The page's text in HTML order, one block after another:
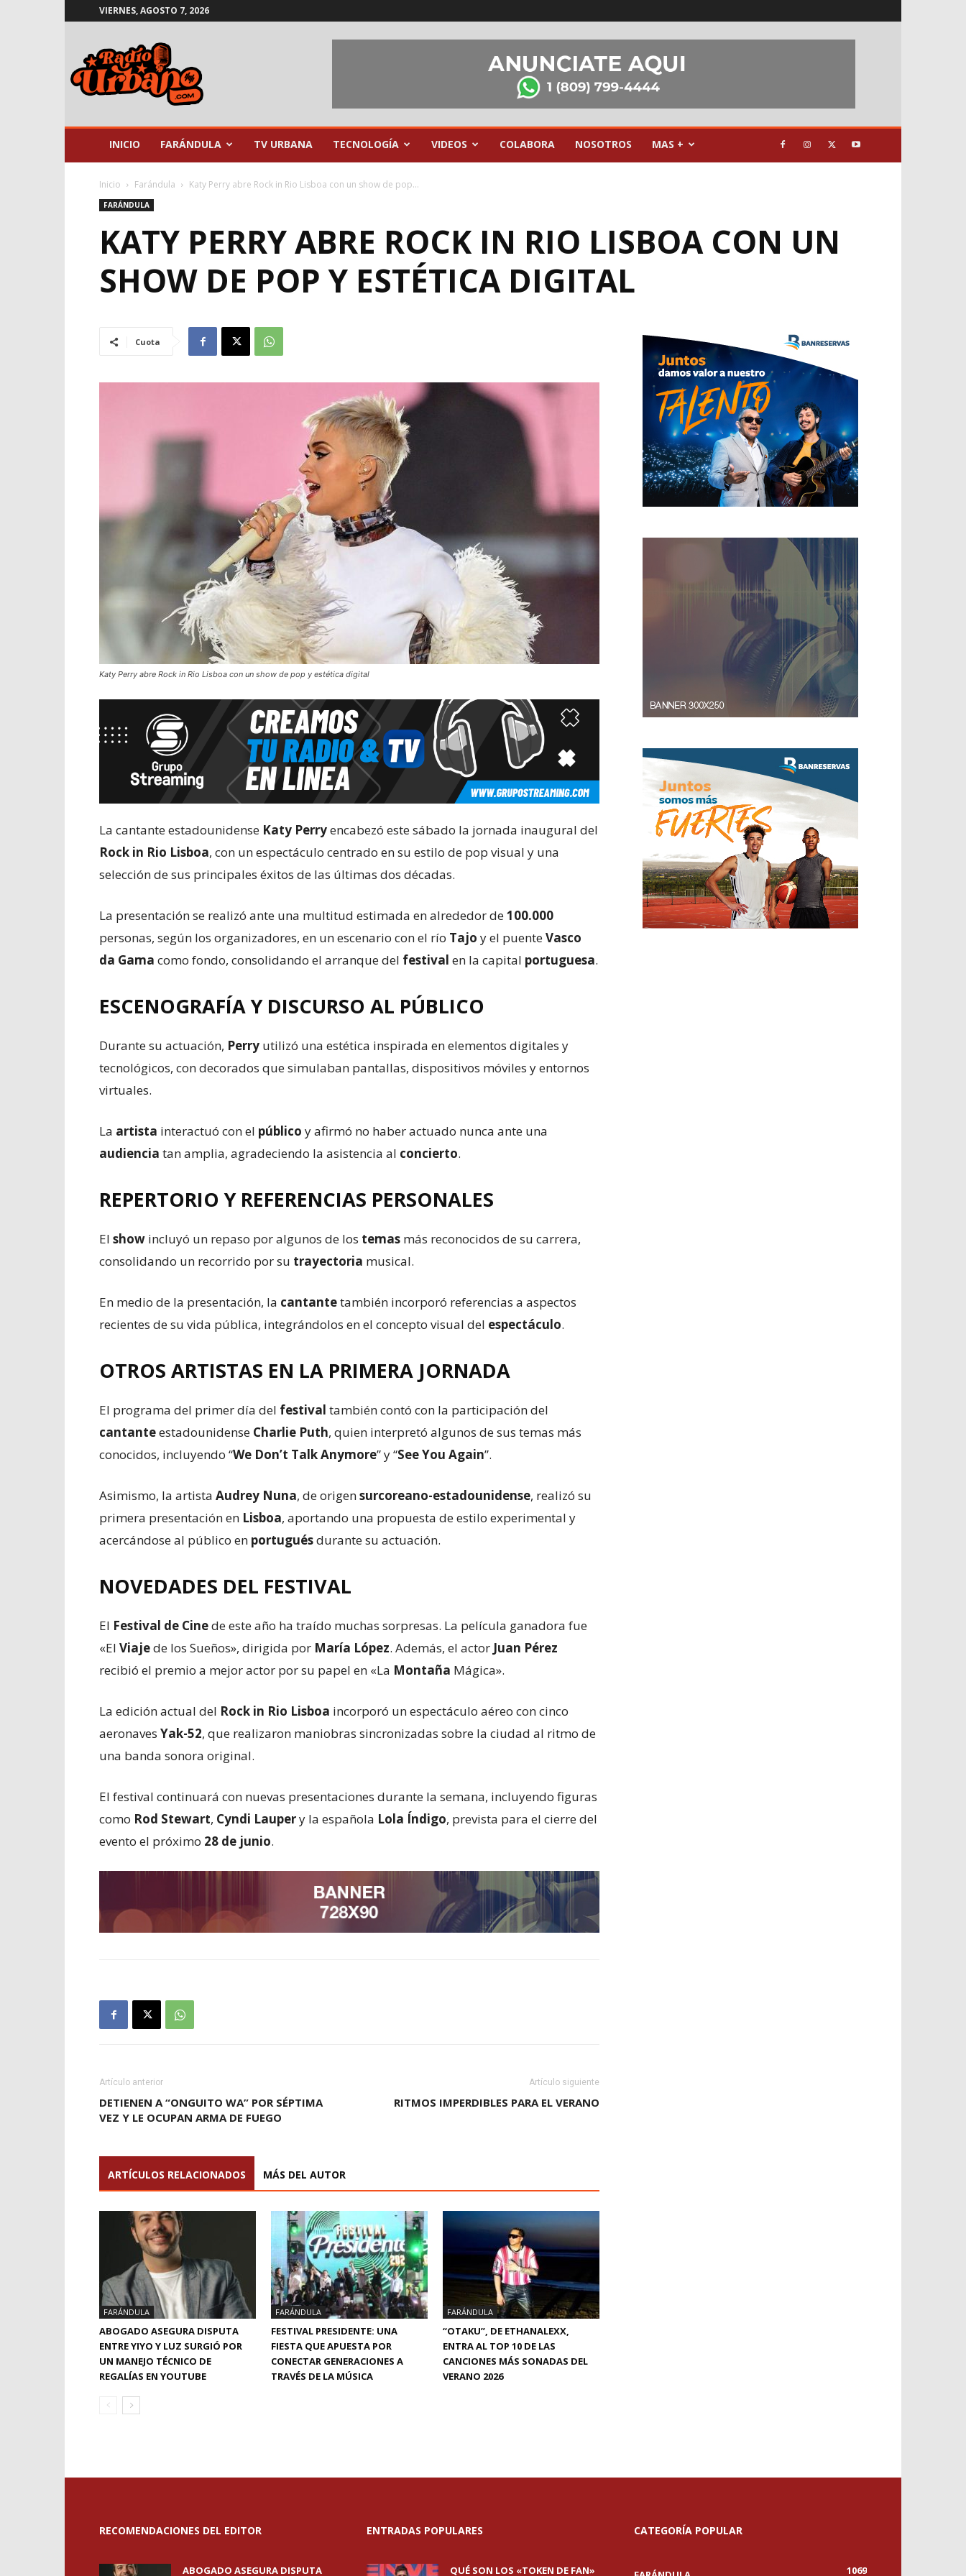
VIERNES, AGOSTO 7, 2026
INICIO FARÁNDULA TV URBANA TECNOLOGÍA VIDEOS COLABORA NOSOTROS MAS +
Inicio Farándula Katy Perry abre Rock in Rio Lisboa con un show de pop...
FARÁNDULA
KATY PERRY ABRE ROCK IN RIO LISBOA CON UN
SHOW DE POP Y ESTÉTICA DIGITAL
Cuota
Katy Perry abre Rock in Rio Lisboa con un show de pop y estética digital
La cantante estadounidense Katy Perryencabezó este sábado la jornada inaugural del
Rock in Rio Lisboa, con un espectáculo centrado en su estilo de pop visual y una
selección de sus principales éxitos de las últimas dos décadas.
La presentación se realizó ante una multitud estimada en alrededor de100.000
personas, según los organizadores, en un escenario con el río Tajo y el puenteVasco
da Gama como fondo, consolidando el arranque del festival en la capital portuguesa.
ESCENOGRAFÍA Y DISCURSO AL PÚBLICO
Durante su actuación, Perry utilizó una estética inspirada en elementos digitales y
tecnológicos, con decorados que simulaban pantallas, dispositivos móviles y entornos
virtuales.
La artista interactuó con el público y afirmó no haber actuado nunca ante una
audiencia tan amplia, agradeciendo la asistencia al concierto.
REPERTORIO Y REFERENCIAS PERSONALES
El show incluyó un repaso por algunos de los temas más reconocidos de su carrera,
consolidando un recorrido por su trayectoria musical.
En medio de la presentación, la cantantetambién incorporó referencias a aspectos
recientes de su vida pública, integrándolos en el concepto visual del espectáculo.
OTROS ARTISTAS EN LA PRIMERA JORNADA
El programa del primer día del festival también contó con la participación del
cantanteestadounidense Charlie Puth, quien interpretó algunos de sus temas más
conocidos, incluyendo “We Don’t Talk Anymore” y “See You Again”.
Asimismo, la artista Audrey Nuna, de origensurcoreano-estadounidense, realizó su
primera presentación en Lisboa, aportando una propuesta de estilo experimental y
acercándose al público en portuguésdurante su actuación.
NOVEDADES DEL FESTIVAL
El Festival de Cinede este año ha traído muchas sorpresas. La película ganadora fue
«El Viajede los Sueños», dirigida por María López. Además, el actor Juan Pérez
recibió el premio a mejor actor por su papel en «La Montaña Mágica».
La edición actual del Rock in Rio Lisboa incorporó un espectáculo aéreo con cinco
aeronaves Yak-52, que realizaron maniobras sincronizadas sobre la ciudad al ritmo de
una banda sonora original.
El festival continuará con nuevas presentaciones durante la semana, incluyendo figuras
como Rod Stewart, Cyndi Laupery la española Lola Índigo, prevista para el cierre del
evento el próximo 28 de junio.
Artículo anterior
DETIENEN A “ONGUITO WA” POR SÉPTIMA
VEZ Y LE OCUPAN ARMA DE FUEGO
Artículo siguiente
RITMOS IMPERDIBLES PARA EL VERANO
ARTÍCULOS RELACIONADOS MÁS DEL AUTOR
FARÁNDULA
ABOGADO ASEGURA DISPUTA
ENTRE YIYO Y LUZ SURGIÓ POR
UN MANEJO TÉCNICO DE
REGALÍAS EN YOUTUBE
FARÁNDULA
FESTIVAL PRESIDENTE: UNA
FIESTA QUE APUESTA POR
CONECTAR GENERACIONES A
TRAVÉS DE LA MÚSICA
FARÁNDULA
“OTAKU”, DE ETHANALEXX,
ENTRA AL TOP 10 DE LAS
CANCIONES MÁS SONADAS DEL
VERANO 2026
RECOMENDACIONES DEL EDITOR
ABOGADO ASEGURA DISPUTA
ENTRADAS POPULARES
QUÉ SON LOS «TOKEN DE FAN»
CATEGORÍA POPULAR
1069